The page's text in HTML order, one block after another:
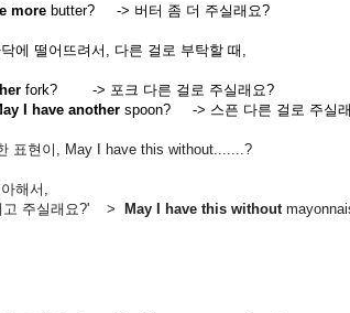
more butter? -> 버터 좀 더 주실래요?
에 떨어뜨려서, 다른 걸로 부탁할 때,
fork? -> 포크 다른 걸로 주실래요?
I have another spoon? -> 스픈 다른 걸로 주실
표현이, May I have this without.......?
해서,
고 주실래요?' >
May I have this without